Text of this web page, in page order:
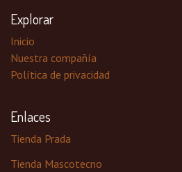
Explorar
Inicio
Nuestra compañía
Política de privacidad
Enlaces
Tienda Prada
Tienda Mascotecno